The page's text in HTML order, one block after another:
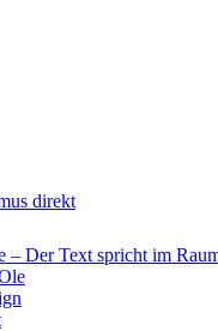
direkt
– Der Text spricht im